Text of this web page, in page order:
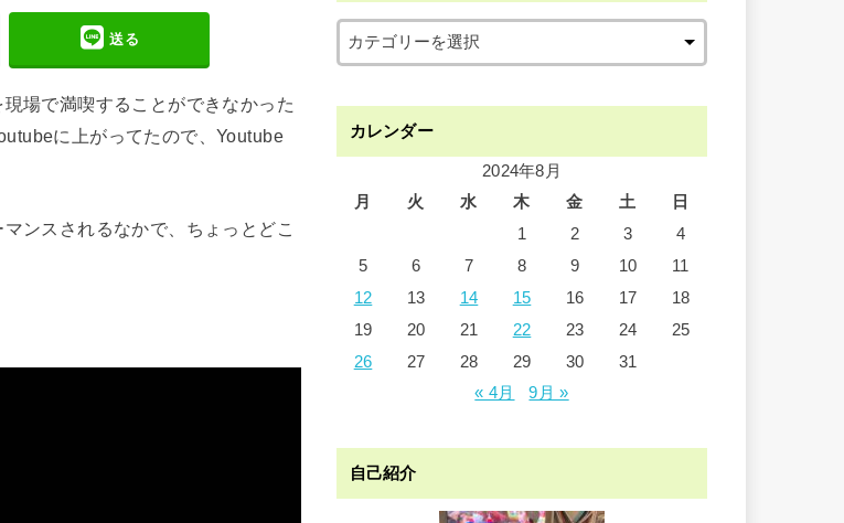
送る
場で満喫することができなかった
に上がってたので、Youtube
ンスされるなかで、ちょっとどこ
カレンダー
2024年8月
月
火 水 木 金 土
日
1
2 3
4
5
6 7 8 9 10
11
12
13 14 15 16 17
18
19
20 21 22 23 24
25
26
27 28 29 30
31
« 4月
9月 »
自己紹介